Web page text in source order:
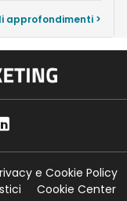
approfondimenti >
e Cookie Policy
Cookie Center